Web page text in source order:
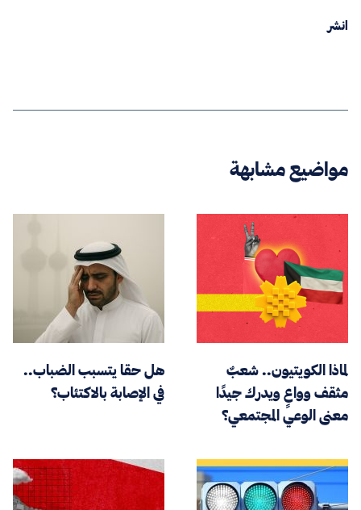
انشر
مواضيع مشابهة
لماذا الكويتيون.. شعبٌ
مثقف وواعٍ ويدرك جيدًا
معنى الوعي المجتمعي؟
هل حقا يتسبب الضباب..
في الإصابة بالاكتئاب؟